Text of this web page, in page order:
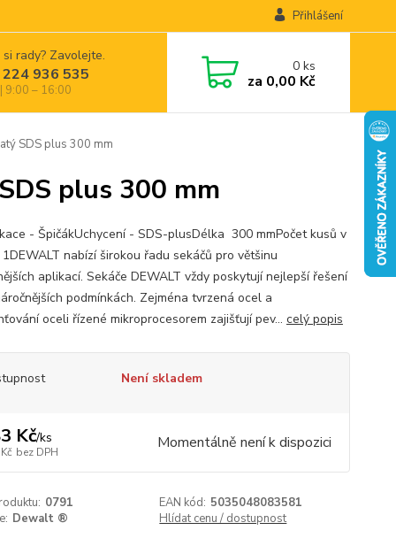
Přihlášení
rady? Zavolejte.
936 535
9:00 – 16:00
0ks
za 0,00 Kč
SDS plus 300 mm
plus 300 mm
- ŠpičákUchycení - SDS-plusDélka 300 mmPočet kusů v
nabízí širokou řadu sekáčů pro většinu
aplikací. Sekáče DEWALT vždy poskytují nejlepší řešení
podmínkách. Zejména tvrzená ocel a
oceli řízené mikroprocesorem zajišťují pev... celý popis
Není skladem
Kč/ks
bez DPH Momentálně není k dispozici
0791 EAN kód: 5035048083581
Dewalt ® Hlídat cenu / dostupnost